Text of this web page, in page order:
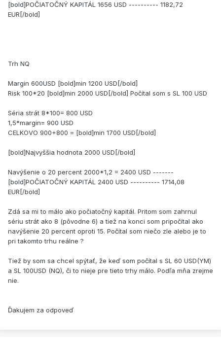
[bold]POČIATOČNÝ KAPITÁL 1656 USD ---------- 1182,72
EUR[/bold]
Trh NQ
Margin 600USD [bold]min 1200 USD[/bold]
Risk 100*20 [bold]min 2000 USD[/bold] Počítal som s SL 100 USD
Séria strát 8*100= 800 USD
1,5*margin= 900 USD
CELKOVO 900+800 = [bold]min 1700 USD[/bold]
[bold]Najvyššia hodnota 2000 USD[/bold]
Navýšenie o 20 percent 2000*1,2 = 2400 USD -------
[bold]POČIATOČNÝ KAPITÁL 2400 USD ---------- 1714,08
EUR[/bold]
Zdá sa mi to málo ako počiatočný kapitál. Pritom som zahrnul
sériu strát ako 8 (pôvodne 6) a tiež na konci som pripočítal ako
navýšenie 20 percent oproti 15. Počítal som niečo zle alebo je to
pri takomto trhu reálne ?
Tiež by som sa chcel spýtať, že keď som počítal s SL 60 USD(YM)
a SL 100USD (NQ), či to nieje pre tieto trhy málo. Podľa mňa zrejme
nie.
Ďakujem za odpoveď